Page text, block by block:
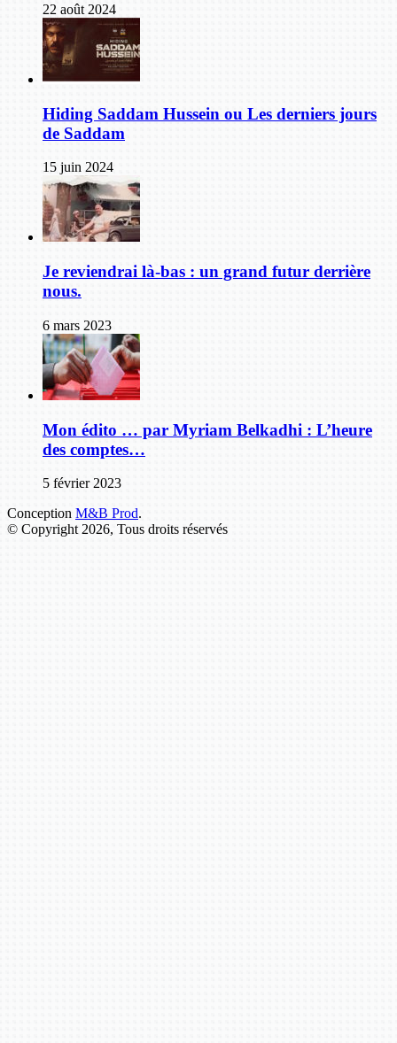
22 août 2024
Hiding Saddam Hussein ou Les derniers jours
de Saddam
15 juin 2024
Je reviendrai là-bas : un grand futur derrière
nous.
6 mars 2023
Mon édito … par Myriam Belkadhi : L’heure
des comptes…
5 février 2023
Conception M&B Prod.
© Copyright 2026, Tous droits réservés